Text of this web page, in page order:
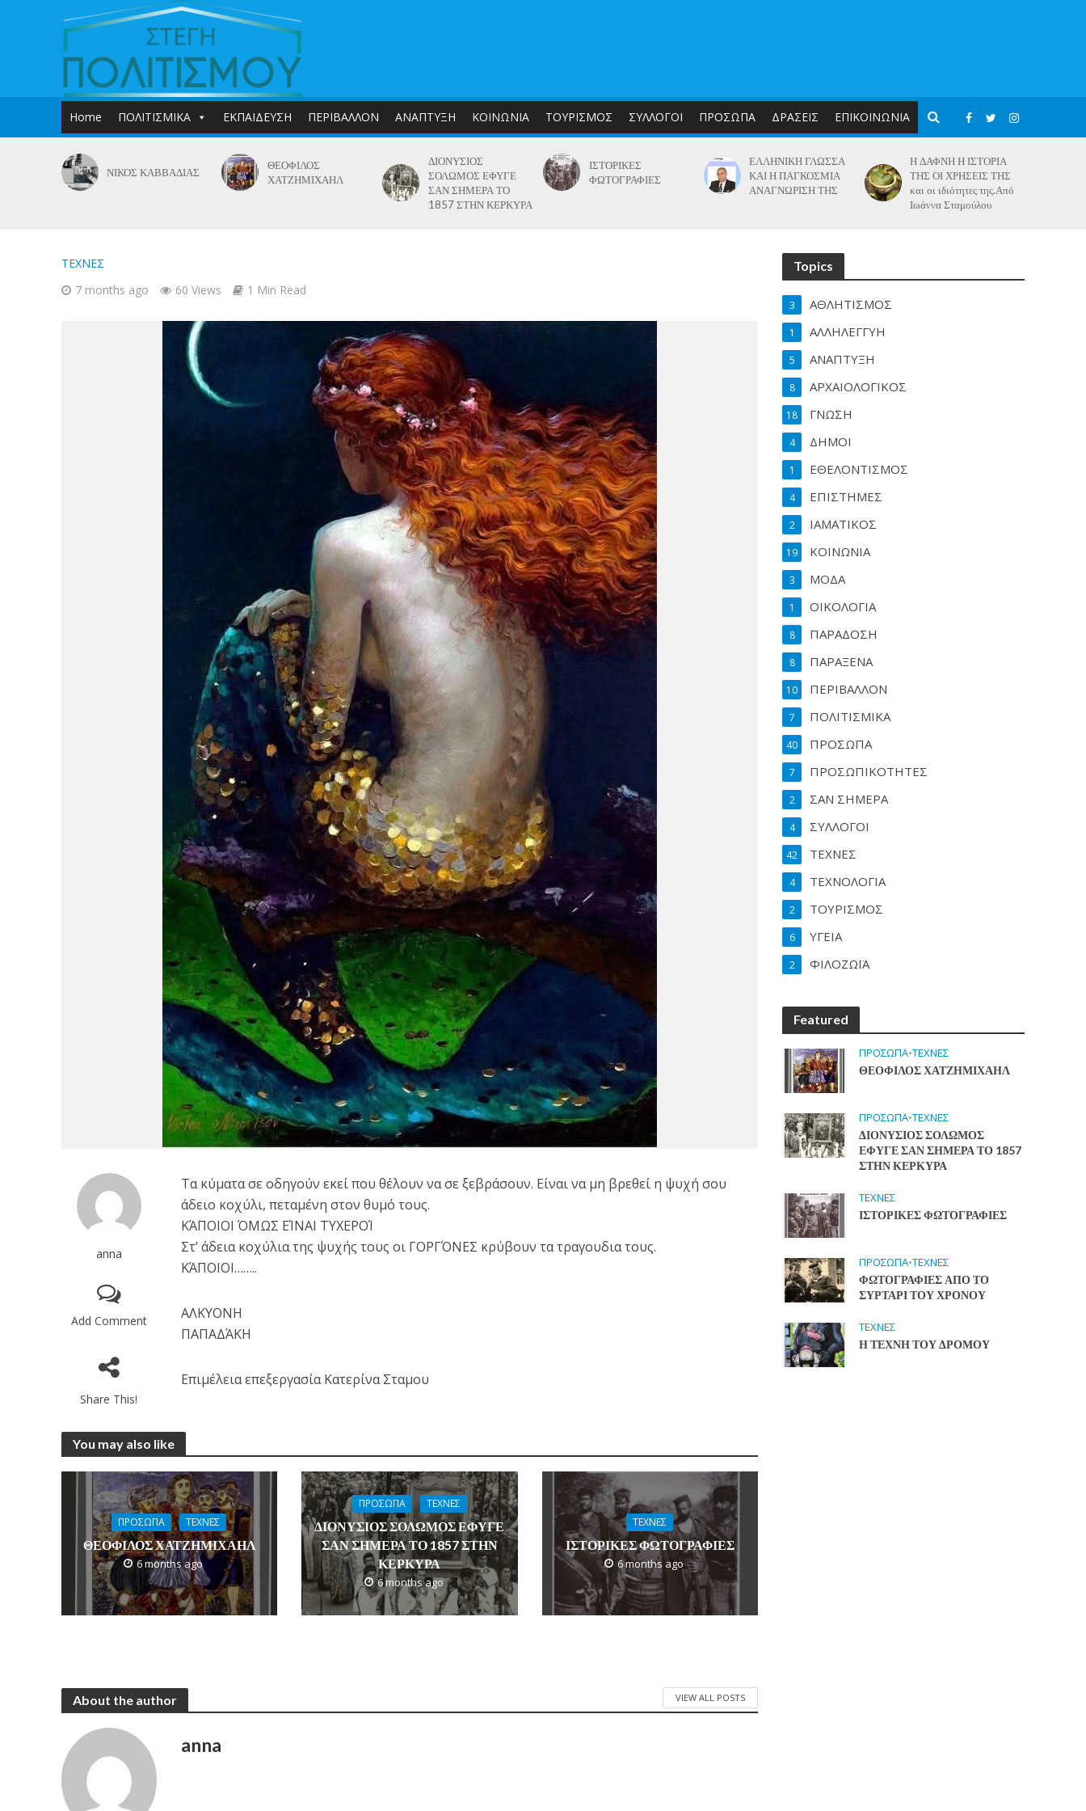
Home ΠΟΛΙΤΙΣΜΙΚΑ ΕΚΠΑΙΔΕΥΣΗ ΠΕΡΙΒΑΛΛΟΝ ΑΝΑΠΤΥΞΗ ΚΟΙΝΩΝΙΑ ΤΟΥΡΙΣΜΟΣ ΣΥΛΛΟΓΟΙ ΠΡΟΣΩΠΑ ΔΡΑΣΕΙΣ ΕΠΙΚΟΙΝΩΝΙΑ
ΝΙΚΟΣ ΚΑΒΒΑΔΙΑΣ
ΘΕΟΦΙΛΟΣ
ΧΑΤΖΗΜΙΧΑΗΛ
ΔΙΟΝΥΣΙΟΣ
ΣΟΛΩΜΟΣ ΕΦΥΓΕ
ΣΑΝ ΣΗΜΕΡΑ ΤΟ
1857 ΣΤΗΝ ΚΕΡΚΥΡΑ
ΙΣΤΟΡΙΚΕΣ
ΦΩΤΟΓΡΑΦΙΕΣ
ΕΛΛΗΝΙΚΗ ΓΛΩΣΣΑ
ΚΑΙ Η ΠΑΓΚΟΣΜΙΑ
ΑΝΑΓΝΩΡΙΣΗ ΤΗΣ
Η ΔΑΦΝΗ Η ΙΣΤΟΡΙΑ
ΤΗΣ ΟΙ ΧΡΗΣΕΙΣ ΤΗΣ
και οι ιδιότητες της.Από
Ιωάννα Σταμούλου
ΤΕΧΝΕΣ
7 months ago
60 Views 1 Min Read
anna
Add Comment
Share This!
Τα κύματα σε οδηγούν εκεί που θέλουν να σε ξεβράσουν. Είναι να μη βρεθεί η ψυχή σου
άδειο κοχύλι, πεταμένη στον θυμό τους.
ΚΆΠΟΙΟΙ ΌΜΩΣ ΕΊΝΑΙ ΤΥΧΕΡΟΊ
Στ’ άδεια κοχύλια της ψυχής τους οι ΓΟΡΓΌΝΕΣ κρύβουν τα τραγουδια τους.
ΚΆΠΟΙΟΙ……..
ΑΛΚΥΟΝΗ
ΠΑΠΑΔΆΚΗ
Επιμέλεια επεξεργασία Κατερίνα Σταμου
You may also like
ΠΡΟΣΩΠΑ ΤΕΧΝΕΣ
ΘΕΟΦΙΛΟΣ ΧΑΤΖΗΜΙΧΑΗΛ
6 months ago
ΠΡΟΣΩΠΑ ΤΕΧΝΕΣ
ΔΙΟΝΥΣΙΟΣ ΣΟΛΩΜΟΣ ΕΦΥΓΕ
ΣΑΝ ΣΗΜΕΡΑ ΤΟ 1857 ΣΤΗΝ
ΚΕΡΚΥΡΑ
6 months ago
ΤΕΧΝΕΣ
ΙΣΤΟΡΙΚΕΣ ΦΩΤΟΓΡΑΦΙΕΣ
6 months ago
About the author VIEW ALL POSTS
anna
Topics
ΑΘΛΗΤΙΣΜΟΣ
3
ΑΛΛΗΛΕΓΓΥΗ
1
ΑΝΑΠΤΥΞΗ
5
ΑΡΧΑΙΟΛΟΓΙΚΟΣ
8
ΓΝΩΣΗ
18
ΔΗΜΟΙ
4
ΕΘΕΛΟΝΤΙΣΜΟΣ
1
ΕΠΙΣΤΗΜΕΣ
4
ΙΑΜΑΤΙΚΟΣ
2
ΚΟΙΝΩΝΙΑ
19
ΜΟΔΑ
3
ΟΙΚΟΛΟΓΙΑ
1
ΠΑΡΑΔΟΣΗ
8
ΠΑΡΑΞΕΝΑ
8
ΠΕΡΙΒΑΛΛΟΝ
10
ΠΟΛΙΤΙΣΜΙΚΑ
7
ΠΡΟΣΩΠΑ
40
ΠΡΟΣΩΠΙΚΟΤΗΤΕΣ
7
ΣΑΝ ΣΗΜΕΡΑ
2
ΣΥΛΛΟΓΟΙ
4
ΤΕΧΝΕΣ
42
ΤΕΧΝΟΛΟΓΙΑ
4
ΤΟΥΡΙΣΜΟΣ
2
ΥΓΕΙΑ
6
ΦΙΛΟΖΩΪΑ
2
Featured
ΠΡΟΣΩΠΑ•ΤΕΧΝΕΣ
ΘΕΟΦΙΛΟΣ ΧΑΤΖΗΜΙΧΑΗΛ
ΠΡΟΣΩΠΑ•ΤΕΧΝΕΣ
ΔΙΟΝΥΣΙΟΣ ΣΟΛΩΜΟΣ
ΕΦΥΓΕ ΣΑΝ ΣΗΜΕΡΑ ΤΟ 1857
ΣΤΗΝ ΚΕΡΚΥΡΑ
ΤΕΧΝΕΣ
ΙΣΤΟΡΙΚΕΣ ΦΩΤΟΓΡΑΦΙΕΣ
ΠΡΟΣΩΠΑ•ΤΕΧΝΕΣ
ΦΩΤΟΓΡΑΦΙΕΣ ΑΠΟ ΤΟ
ΣΥΡΤΑΡΙ ΤΟΥ ΧΡΟΝΟΥ
ΤΕΧΝΕΣ
Η ΤΕΧΝΗ ΤΟΥ ΔΡΟΜΟΥ